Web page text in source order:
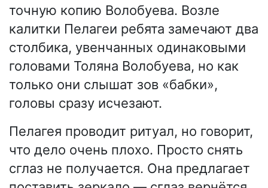
точную копию Волобуева. Возле
калитки Пелагеи ребята замечают два
столбика, увенчанных одинаковыми
головами Толяна Волобуева, но как
только они слышат зов «бабки»,
головы сразу исчезают.
Пелагея проводит ритуал, но говорит,
что дело очень плохо. Просто снять
сглаз не получается. Она предлагает